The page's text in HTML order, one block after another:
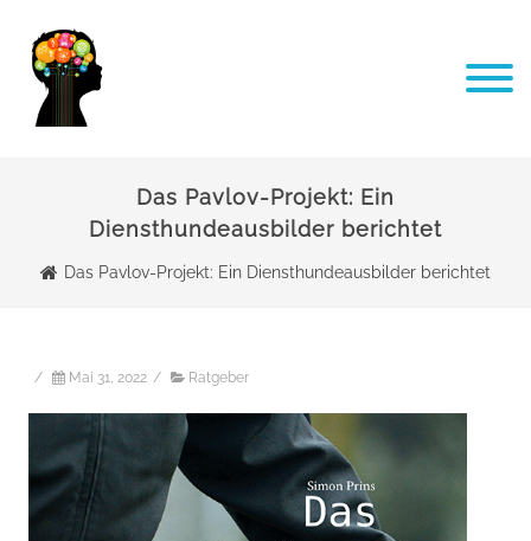
Das Pavlov-Projekt: Ein
Diensthundeausbilder berichtet
Das Pavlov-Projekt: Ein Diensthundeausbilder berichtet
/ Mai 31, 2022 / Ratgeber